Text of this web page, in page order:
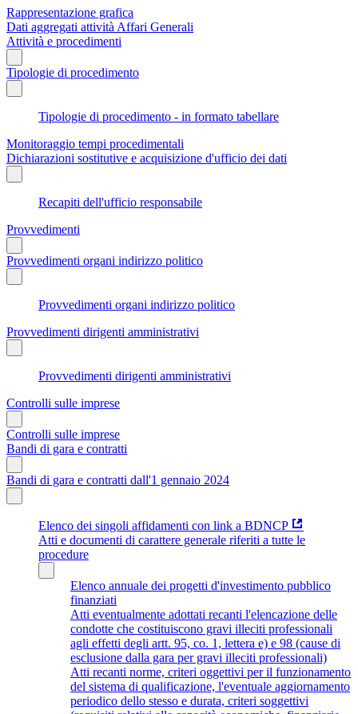
Rappresentazione grafica
Dati aggregati attività Affari Generali
Attività e procedimenti
Tipologie di procedimento
Tipologie di procedimento - in formato tabellare
Monitoraggio tempi procedimentali
Dichiarazioni sostitutive e acquisizione d'ufficio dei dati
Recapiti dell'ufficio responsabile
Provvedimenti
Provvedimenti organi indirizzo politico
Provvedimenti organi indirizzo politico
Provvedimenti dirigenti amministrativi
Provvedimenti dirigenti amministrativi
Controlli sulle imprese
Controlli sulle imprese
Bandi di gara e contratti
Bandi di gara e contratti dall'1 gennaio 2024
Elenco dei singoli affidamenti con link a BDNCP
Atti e documenti di carattere generale riferiti a tutte le
procedure
Elenco annuale dei progetti d'investimento pubblico
finanziati
Atti eventualmente adottati recanti l'elencazione delle
condotte che costituiscono gravi illeciti professionali
agli effetti degli artt. 95, co. 1, lettera e) e 98 (cause di
esclusione dalla gara per gravi illeciti professionali)
Atti recanti norme, criteri oggettivi per il funzionamento
del sistema di qualificazione, l'eventuale aggiornamento
periodico dello stesso e durata, criteri soggettivi